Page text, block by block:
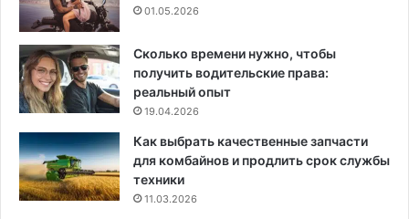
01.05.2026
Сколько времени нужно, чтобы
получить водительские права:
реальный опыт
19.04.2026
Как выбрать качественные запчасти
для комбайнов и продлить срок службы
техники
11.03.2026